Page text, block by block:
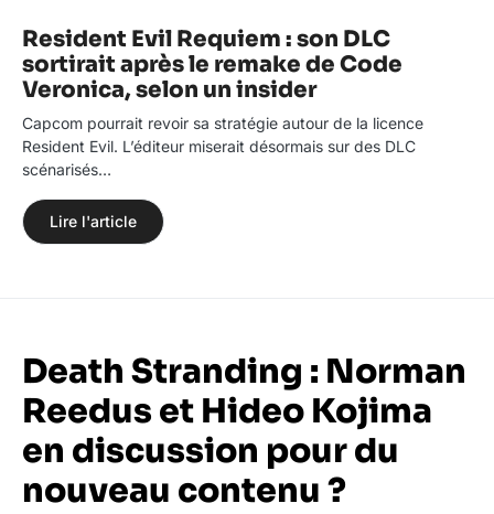
Resident Evil Requiem : son DLC
sortirait après le remake de Code
Veronica, selon un insider
Capcom pourrait revoir sa stratégie autour de la licence
Resident Evil. L’éditeur miserait désormais sur des DLC
scénarisés…
Lire l'article
Death Stranding : Norman
Reedus et Hideo Kojima
en discussion pour du
nouveau contenu ?